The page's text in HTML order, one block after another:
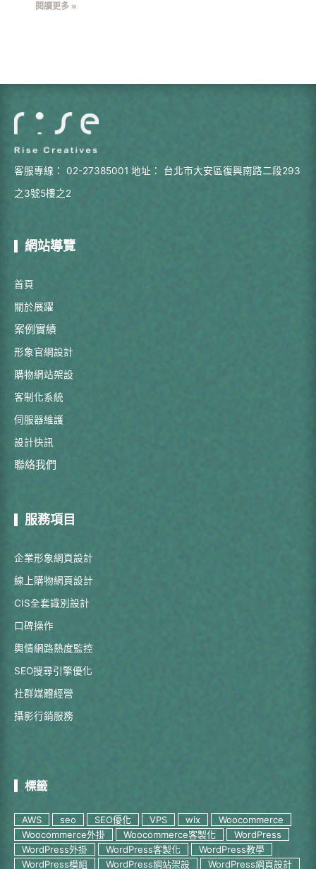
閱讀更多 »
客服專線： 02-27385001 地址： 台北市大安區復興南路二段293
之3號5樓之2
網站導覽
首頁
關於展躍
案例實績
形象官網設計
購物網站架設
客制化系統
伺服器維護
設計快訊
聯絡我們
服務項目
企業形象網頁設計
線上購物網頁設計
CIS全套識別設計
口碑操作
輿情網路熱度監控
SEO搜尋引擎優化
社群媒體經營
攝影行銷服務
標籤
AWS seo SEO優化 VPS wix
Woocommerce
Woocommerce外掛
Woocommerce客製化
WordPress
WordPress外掛
WordPress客製化
WordPress教學
WordPress模組
WordPress網站架設 WordPress網頁設計